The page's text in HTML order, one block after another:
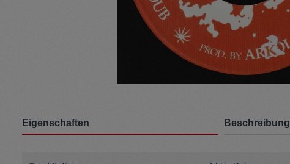
Mäntel
Eigenschaften Beschreibung